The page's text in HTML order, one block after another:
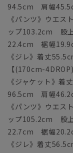
94.5cm 肩幅
《パンツ》ウエ
ップ103.2cm 股
22.4cm 裾幅
《ジレ》着丈
【(170cm-
《ジャケット》
96.5cm 肩幅
《パンツ》ウエ
ップ105.2cm 股
22.7cm 裾幅
《ジレ》着丈